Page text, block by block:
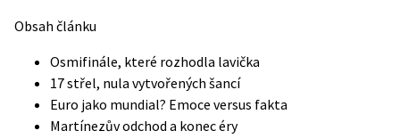
Obsah článku
Osmifinále, které rozhodla lavička
17 střel, nula vytvořených šancí
Euro jako mundial? Emoce versus fakta
Martínezův odchod a konec éry